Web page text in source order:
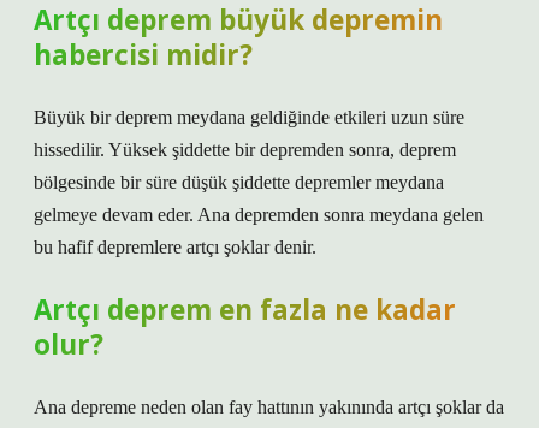
Artçı deprem büyük depremin
habercisi midir?
Büyük bir deprem meydana geldiğinde etkileri uzun süre
hissedilir. Yüksek şiddette bir depremden sonra, deprem
bölgesinde bir süre düşük şiddette depremler meydana
gelmeye devam eder. Ana depremden sonra meydana gelen
bu hafif depremlere artçı şoklar denir.
Artçı deprem en fazla ne kadar
olur?
Ana depreme neden olan fay hattının yakınında artçı şoklar da